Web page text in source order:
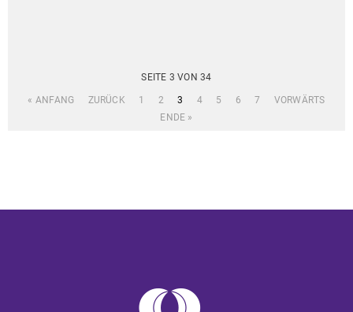
SEITE 3 VON 34
« ANFANG ZURÜCK 1 2 3 4 5 6 7
VORWÄRTS
ENDE »